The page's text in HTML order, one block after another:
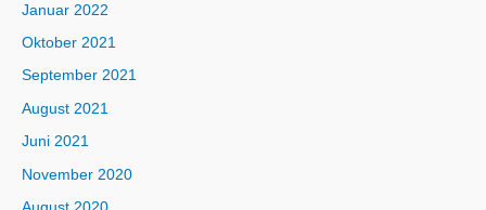
Januar 2022
Oktober 2021
September 2021
August 2021
Juni 2021
November 2020